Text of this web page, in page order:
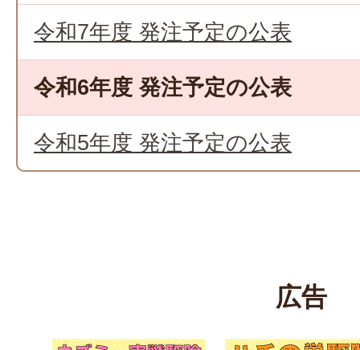
令和7年度 発注予定の公表
令和6年度 発注予定の公表
令和5年度 発注予定の公表
広告